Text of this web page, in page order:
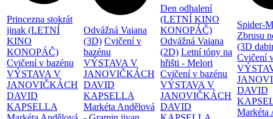
Princezna stokrát
jinak (LETNÍ
KINO
KONOPÁČ)
Cvičení v bazénu
VÝSTAVA V
JANOVIČKÁCH
DAVID
KAPSELLA
Odvážná Vaiana
(3D) Cvičení v
bazénu
VÝSTAVA V
JANOVIČKÁCH
DAVID
KAPSELLA
Markéta Andělová
Den odhalení
(LETNÍ KINO
KONOPÁČ)
Odvážná Vaiana
(2D) Letní tóny na
hřišti - Melori
Cvičení v bazénu
VÝSTAVA V
JANOVIČKÁCH
DAVID
Spider-
Zbrusu
(3D
Cvičení
DAVID
Markéta